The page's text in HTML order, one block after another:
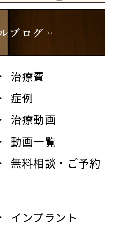
治療費
症例
治療動画
動画一覧
無料相談・ご予約
インプラント